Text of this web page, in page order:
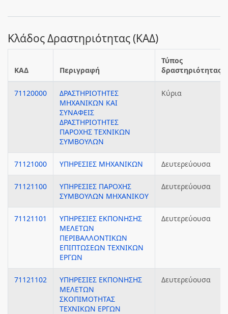
Κλάδος Δραστηριότητας (ΚΑΔ)
ΚΑΔ Περιγραφή
Τύπος
δραστηριότητας
71120000
ΔΡΑΣΤΗΡΙΟΤΗΤΕΣ
ΜΗΧΑΝΙΚΩΝ ΚΑΙ
ΣΥΝΑΦΕΙΣ
ΔΡΑΣΤΗΡΙΟΤΗΤΕΣ
ΠΑΡΟΧΗΣ ΤΕΧΝΙΚΩΝ
ΣΥΜΒΟΥΛΩΝ
Κύρια
71121000 ΥΠΗΡΕΣΙΕΣ ΜΗΧΑΝΙΚΩΝ Δευτερεύουσα
71121100
ΥΠΗΡΕΣΙΕΣ ΠΑΡΟΧΗΣ
ΣΥΜΒΟΥΛΩΝ ΜΗΧΑΝΙΚΟΥ
Δευτερεύουσα
71121101
ΥΠΗΡΕΣΙΕΣ ΕΚΠΟΝΗΣΗΣ
ΜΕΛΕΤΩΝ
ΠΕΡΙΒΑΛΛΟΝΤΙΚΩΝ
ΕΠΙΠΤΩΣΕΩΝ ΤΕΧΝΙΚΩΝ
ΕΡΓΩΝ
Δευτερεύουσα
71121102
ΥΠΗΡΕΣΙΕΣ ΕΚΠΟΝΗΣΗΣ
ΜΕΛΕΤΩΝ
ΣΚΟΠΙΜΟΤΗΤΑΣ
ΤΕΧΝΙΚΩΝ ΕΡΓΩΝ
Δευτερεύουσα